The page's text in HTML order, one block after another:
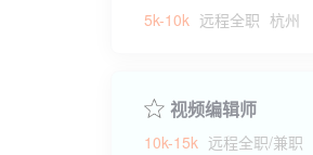
5k-10k 远程全职 杭州
视频编辑师
10k-15k 远程全职/兼职